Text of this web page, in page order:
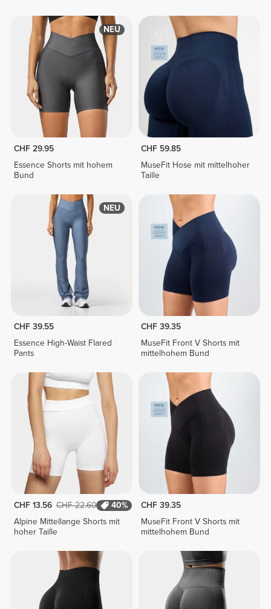
NEU
CHF 29.95
Essence Shorts mit hohem
Bund
CHF 59.85
MuseFit Hose mit mittelhoher
Taille
NEU
CHF 39.55
Essence High-Waist Flared
Pants
CHF 39.35
MuseFit Front V Shorts mit
mittelhohem Bund
CHF 13.56 CHF 22.60
40%
Alpine Mittellange Shorts mit
hoher Taille
CHF 39.35
MuseFit Front V Shorts mit
mittelhohem Bund